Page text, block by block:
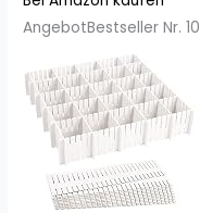
AngebotBestseller Nr. 10